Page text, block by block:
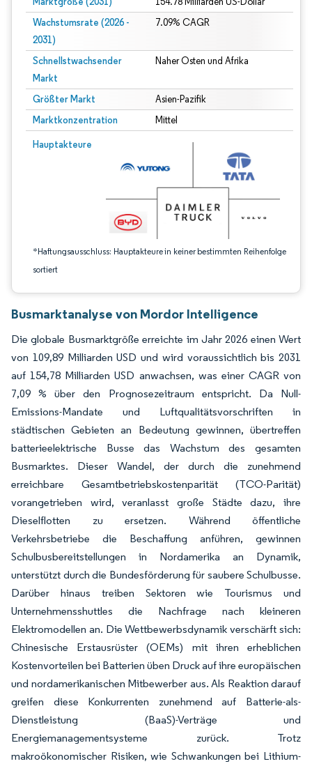
Wachstumsrate (2026 -
2031)
7.09% CAGR
Schnellstwachsender
Markt
Naher Osten und Afrika
Größter Markt Asien-Pazifik
Marktkonzentration Mittel
Hauptakteure
*Haftungsausschluss: Hauptakteure in keiner bestimmten Reihenfolge
sortiert
Bild © Mordor Intelligence. Wiederverwendung erfordert Namensnennung
Busmarktanalyse von Mordor Intelligence
Die globale Busmarktgröße erreichte im Jahr 2026 einen Wert
von 109,89 Milliarden USD und wird voraussichtlich bis 2031
auf 154,78 Milliarden USD anwachsen, was einer CAGR von
7,09 % über den Prognosezeitraum entspricht. Da Null-
Emissions-Mandate und Luftqualitätsvorschriften in
städtischen Gebieten an Bedeutung gewinnen, übertreffen
batterieelektrische Busse das Wachstum des gesamten
Busmarktes. Dieser Wandel, der durch die zunehmend
erreichbare Gesamtbetriebskostenparität (TCO-Parität)
vorangetrieben wird, veranlasst große Städte dazu, ihre
Dieselflotten zu ersetzen. Während öffentliche
Verkehrsbetriebe die Beschaffung anführen, gewinnen
Schulbusbereitstellungen in Nordamerika an Dynamik,
unterstützt durch die Bundesförderung für saubere Schulbusse.
Darüber hinaus treiben Sektoren wie Tourismus und
Unternehmensshuttles die Nachfrage nach kleineren
Elektromodellen an. Die Wettbewerbsdynamik verschärft sich:
Chinesische Erstausrüster (OEMs) mit ihren erheblichen
Kostenvorteilen bei Batterien üben Druck auf ihre europäischen
und nordamerikanischen Mitbewerber aus. Als Reaktion darauf
greifen diese Konkurrenten zunehmend auf Batterie-als-
Dienstleistung (BaaS)-Verträge und
Energiemanagementsysteme zurück. Trotz
makroökonomischer Risiken, wie Schwankungen bei Lithium-